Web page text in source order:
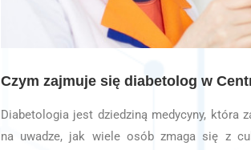
Czym zajmuje się diabetolog w
Diabetologia jest dziedziną medycyny, która
na uwadze, jak wiele osób zmaga się z